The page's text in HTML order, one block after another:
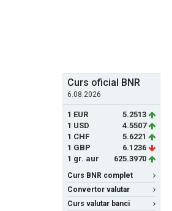
Curs oficial BNR
6.08.2026
1 EUR
5.2513
1 USD
4.5507
1 CHF
5.6221
1 GBP
6.1236
1 gr. aur
625.3970
Curs BNR complet
Convertor valutar
Curs valutar banci